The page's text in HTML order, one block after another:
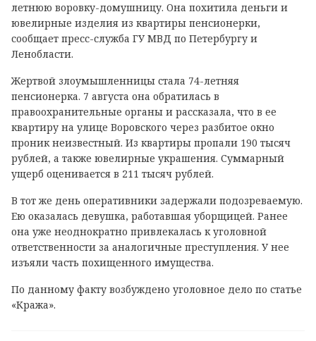
летнюю воровку-домушницу. Она похитила деньги и
ювелирные изделия из квартиры пенсионерки,
сообщает пресс-служба ГУ МВД по Петербургу и
Ленобласти.
Жертвой злоумышленницы стала 74-летняя
пенсионерка. 7 августа она обратилась в
правоохранительные органы и рассказала, что в ее
квартиру на улице Воровского через разбитое окно
проник неизвестный. Из квартиры пропали 190 тысяч
рублей, а также ювелирные украшения. Суммарный
ущерб оценивается в 211 тысяч рублей.
В тот же день оперативники задержали подозреваемую.
Ею оказалась девушка, работавшая уборщицей. Ранее
она уже неоднократно привлекалась к уголовной
ответственности за аналогичные преступления. У нее
изъяли часть похищенного имущества.
По данному факту возбуждено уголовное дело по статье
«Кража».